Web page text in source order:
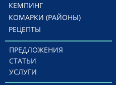
КЕМПИНГ
КОМАРКИ (РАЙОНЫ)
РЕЦЕПТЫ
ПРЕДЛОЖЕНИЯ
СТАТЬИ
УСЛУГИ